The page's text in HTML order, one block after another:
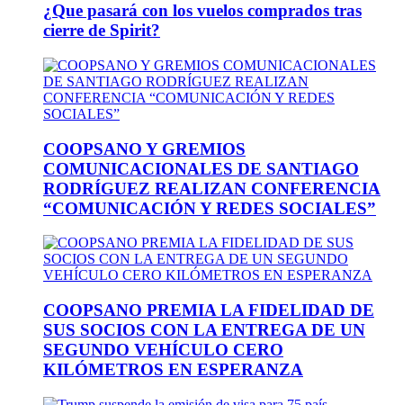
¿Que pasará con los vuelos comprados tras
cierre de Spirit?
COOPSANO Y GREMIOS
COMUNICACIONALES DE SANTIAGO
RODRÍGUEZ REALIZAN CONFERENCIA
“COMUNICACIÓN Y REDES SOCIALES”
COOPSANO PREMIA LA FIDELIDAD DE
SUS SOCIOS CON LA ENTREGA DE UN
SEGUNDO VEHÍCULO CERO
KILÓMETROS EN ESPERANZA